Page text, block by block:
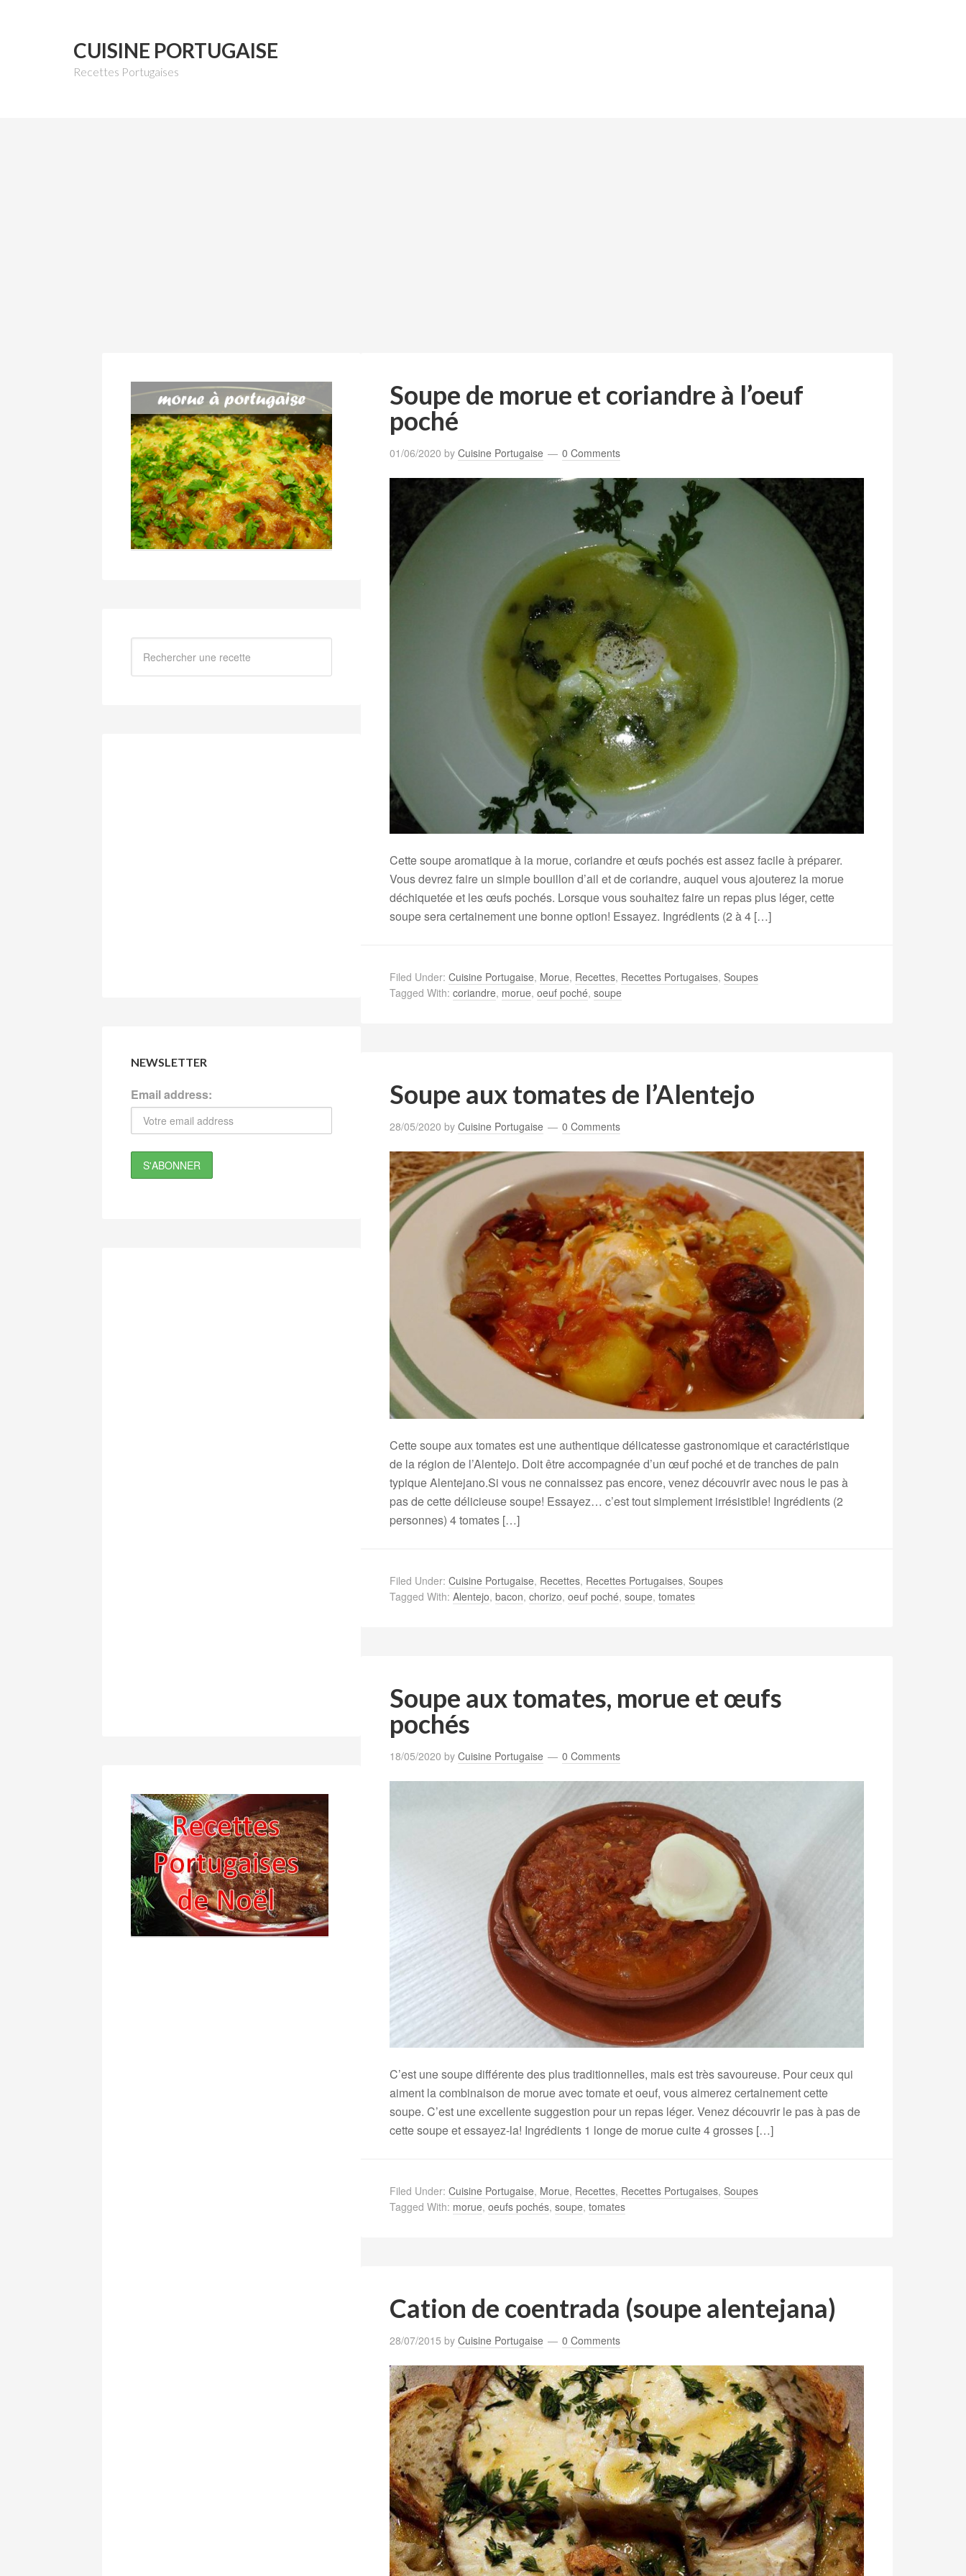
CUISINE PORTUGAISE
Recettes Portugaises
Soupe de morue et coriandre à l’oeuf
poché
01/06/2020 by Cuisine Portugaise 0 Comments
Cette soupe aromatique à la morue, coriandre et œufs pochés est assez facile à préparer.
Vous devrez faire un simple bouillon d’ail et de coriandre, auquel vous ajouterez la morue
déchiquetée et les œufs pochés. Lorsque vous souhaitez faire un repas plus léger, cette
soupe sera certainement une bonne option! Essayez. Ingrédients (2 à 4 […]
Filed Under: Cuisine Portugaise, Morue, Recettes, Recettes Portugaises, Soupes
Tagged With: coriandre, morue, oeuf poché, soupe
Soupe aux tomates de l’Alentejo
28/05/2020 by Cuisine Portugaise 0 Comments
Cette soupe aux tomates est une authentique délicatesse gastronomique et caractéristique
de la région de l’Alentejo. Doit être accompagnée d’un œuf poché et de tranches de pain
typique Alentejano.Si vous ne connaissez pas encore, venez découvrir avec nous le pas à
pas de cette délicieuse soupe! Essayez… c’est tout simplement irrésistible! Ingrédients (2
personnes) 4 tomates […]
Filed Under: Cuisine Portugaise, Recettes, Recettes Portugaises, Soupes
Tagged With: Alentejo, bacon, chorizo, oeuf poché, soupe, tomates
Soupe aux tomates, morue et œufs
pochés
18/05/2020 by Cuisine Portugaise 0 Comments
C’est une soupe différente des plus traditionnelles, mais est très savoureuse. Pour ceux qui
aiment la combinaison de morue avec tomate et oeuf, vous aimerez certainement cette
soupe. C’est une excellente suggestion pour un repas léger. Venez découvrir le pas à pas de
cette soupe et essayez-la! Ingrédients 1 longe de morue cuite 4 grosses […]
Filed Under: Cuisine Portugaise, Morue, Recettes, Recettes Portugaises, Soupes
Tagged With: morue, oeufs pochés, soupe, tomates
Cation de coentrada (soupe alentejana)
28/07/2015 by Cuisine Portugaise 0 Comments
NEWSLETTER
Email address: